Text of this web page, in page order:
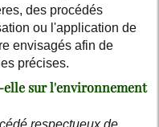
des procédés
ou l'application de
envisagés afin de
précises.
sur l'environnement
respectueux de